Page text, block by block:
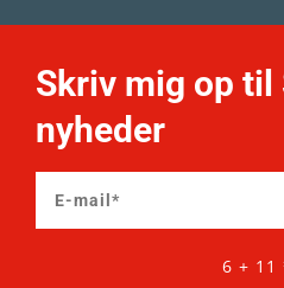
Skriv mig op til
nyheder
6 + 11